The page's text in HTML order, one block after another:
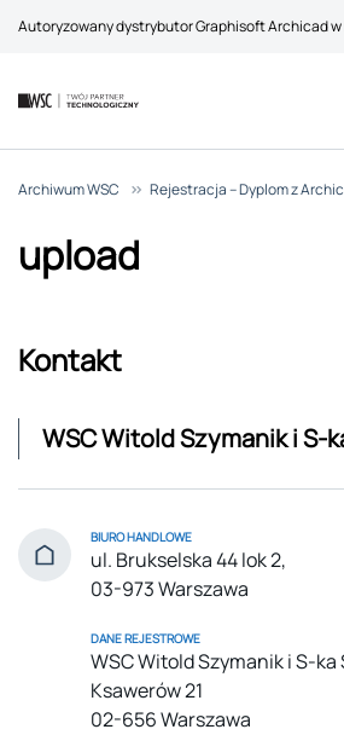
Autoryzowany dystrybutor Graphisoft Archicad w
Archiwum WSC >> Rejestracja – Dyplom z
upload
Kontakt
WSC Witold Szymanik i S-
BIURO HANDLOWE
ul. Brukselska 44 lok 2,
03-973 Warszawa
DANE REJESTROWE
WSC Witold Szymanik i S-ka
Ksawerów 21
02-656 Warszawa